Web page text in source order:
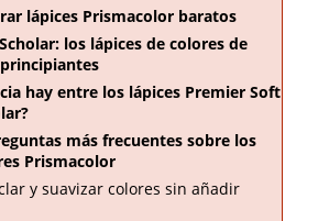
lápices Prismacolor baratos
los lápices de colores de
hay entre los lápices Premier Soft
más frecuentes sobre los
Prismacolor
y suavizar colores sin añadir